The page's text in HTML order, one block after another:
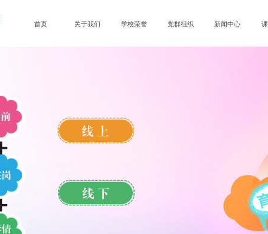
首页 关于我们 学校荣誉 党群组织 新闻中心